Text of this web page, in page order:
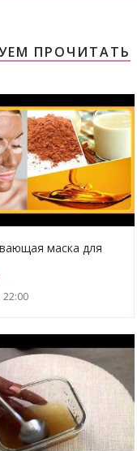
ПРОЧИТАТЬ
маска для
и МЁДОМ
и сухой